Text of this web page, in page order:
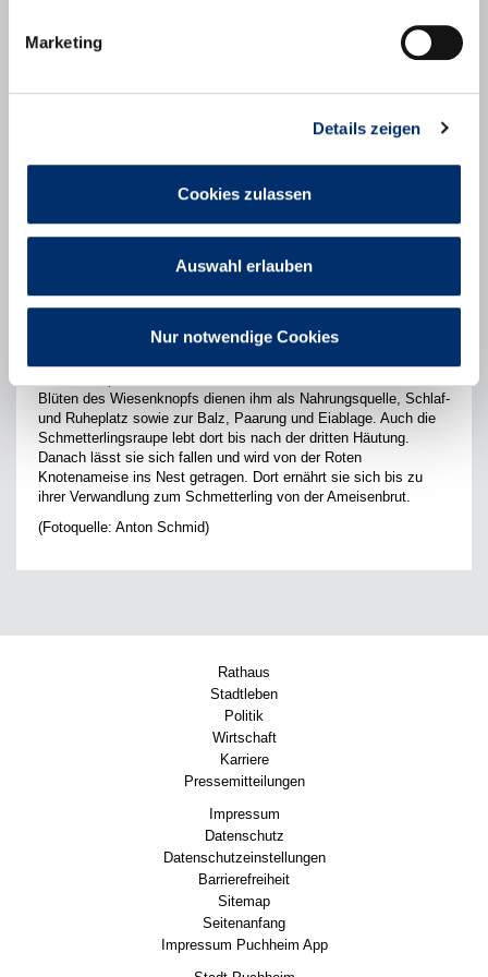
Marketing
Details zeigen
Cookies zulassen
Auswahl erlauben
Nur notwendige Cookies
Steckbrief: Der Wiesenknopf-Ameisenbläuling
Der Wiesenknopf-Ameisenbläuling ist eine gefährdete
Blüten des Wiesenknopfs dienen ihm als Nahrungsquelle, Schlaf-
und Ruheplatz sowie zur Balz, Paarung und Eiablage. Auch die
Schmetterlingsraupe lebt dort bis nach der dritten Häutung.
Danach lässt sie sich fallen und wird von der Roten
Knotenameise ins Nest getragen. Dort ernährt sie sich bis zu
ihrer Verwandlung zum Schmetterling von der Ameisenbrut.
(Fotoquelle: Anton Schmid)
Rathaus
Stadtleben
Politik
Wirtschaft
Karriere
Pressemitteilungen
Impressum
Datenschutz
Datenschutzeinstellungen
Barrierefreiheit
Sitemap
Seitenanfang
Impressum Puchheim App